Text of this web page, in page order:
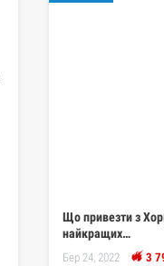
Що привезти з
найкращих…
Бер 24, 2022 3